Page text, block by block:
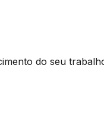
do seu